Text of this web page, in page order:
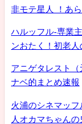
非モテ星人 ！あ
ハルッフル-専業
ンおたく！初老
アニゲタレスト
ナベ的まとめ速報
火浦のシネマッ
人オカマちゃん